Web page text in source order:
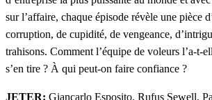
sur l’affaire, chaque épisode révèle une pièce
corruption, de cupidité, de vengeance,
trahisons. Comment l’équipe de voleurs l’a-t-
s’en tire ? À qui peut-on faire confiance ?
JETER: Giancarlo Esposito, Rufus Sewell,